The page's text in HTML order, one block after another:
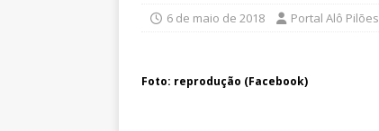
6 de maio de 2018 Portal Alô Pilões
Foto: reprodução (Facebook)